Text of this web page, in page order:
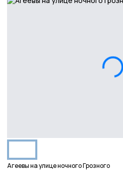
Агеевы на улице ночного Грозного